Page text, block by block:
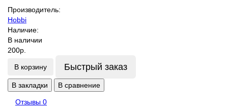
Производитель:
Hobbi
Наличие:
В наличии
200р.
В корзину Быстрый заказ
В закладки В сравнение
Отзывы 0